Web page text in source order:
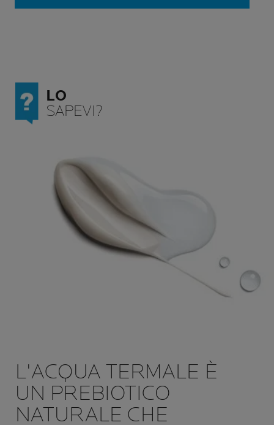
LO
SAPEVI?
L'ACQUA TERMALE È
UN PREBIOTICO
NATURALE CHE